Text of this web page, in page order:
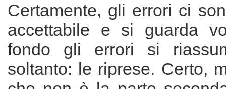
Certamente, gli errori ci
accettabile e si guarda
fondo gli errori si
soltanto: le riprese. Certo,